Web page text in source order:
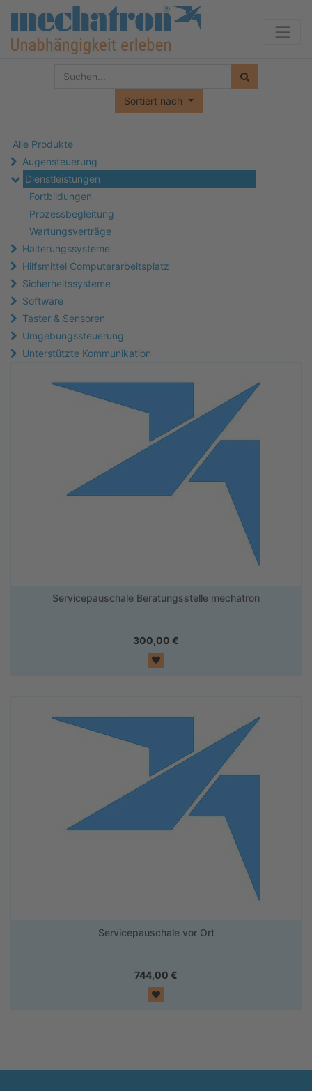
Sortiert nach
Alle Produkte
Augensteuerung
Dienstleistungen
Fortbildungen
Prozessbegleitung
Wartungsverträge
Halterungssysteme
Hilfsmittel Computerarbeitsplatz
Sicherheitssysteme
Software
Taster & Sensoren
Umgebungssteuerung
Unterstützte Kommunikation
Servicepauschale Beratungsstelle mechatron
300,00 €
Servicepauschale vor Ort
744,00 €